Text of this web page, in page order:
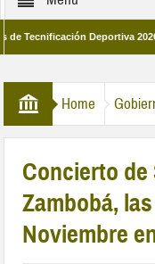
Deportiva 2026
Home
Concierto de
Zambobá,
Noviembre